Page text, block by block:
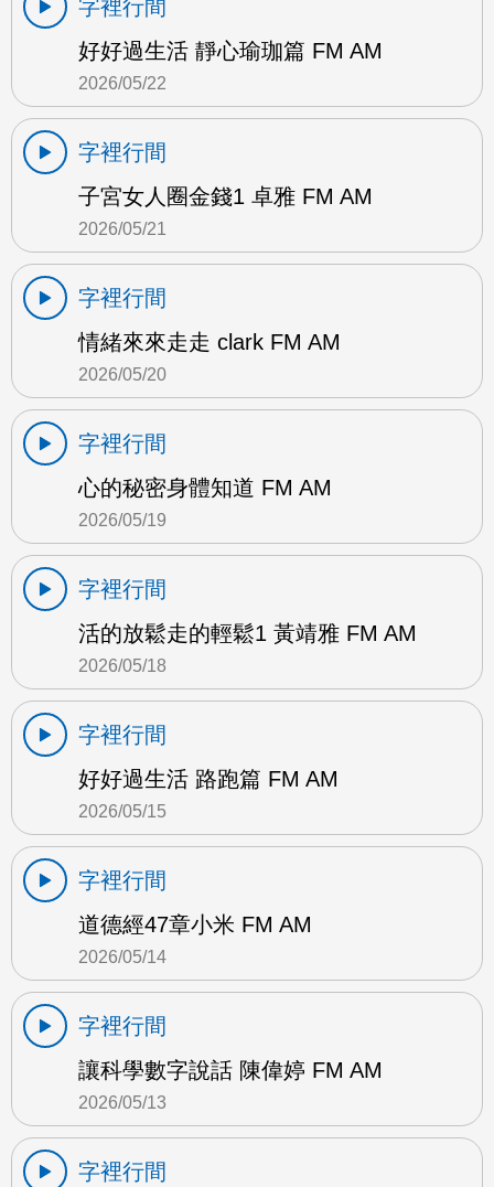
字裡行間
好好過生活 靜心瑜珈篇 FM AM
2026/05/22
字裡行間
子宮女人圈金錢1 卓雅 FM AM
2026/05/21
字裡行間
情緒來來走走 clark FM AM
2026/05/20
字裡行間
心的秘密身體知道 FM AM
2026/05/19
字裡行間
活的放鬆走的輕鬆1 黃靖雅 FM AM
2026/05/18
字裡行間
好好過生活 路跑篇 FM AM
2026/05/15
字裡行間
道德經47章小米 FM AM
2026/05/14
字裡行間
讓科學數字說話 陳偉婷 FM AM
2026/05/13
字裡行間